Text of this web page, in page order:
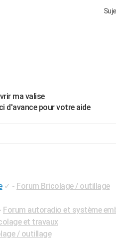
ma valise
d'avance pour votre aide
✓ - Forum Bricolage / outillage
Forum autoradio et système
et travaux
/ outillage